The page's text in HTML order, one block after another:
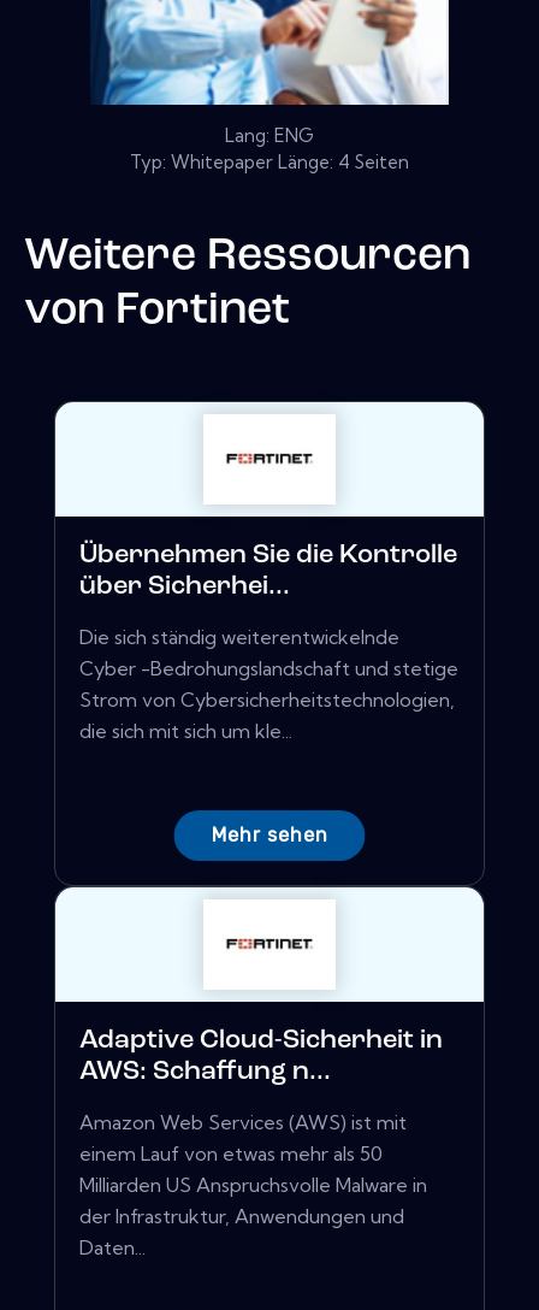
Lang: ENG
Typ: Whitepaper Länge: 4 Seiten
Weitere Ressourcen
von Fortinet
Übernehmen Sie die Kontrolle
über Sicherhei...
Die sich ständig weiterentwickelnde
Cyber ​​-Bedrohungslandschaft und stetige
Strom von Cybersicherheitstechnologien,
die sich mit sich um kle...
Mehr sehen
Adaptive Cloud-Sicherheit in
AWS: Schaffung n...
Amazon Web Services (AWS) ist mit
einem Lauf von etwas mehr als 50
Milliarden US Anspruchsvolle Malware in
der Infrastruktur, Anwendungen und
Daten...